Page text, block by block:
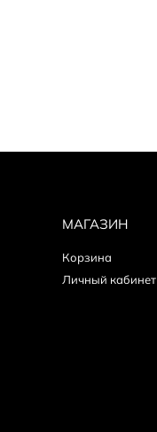
МАГАЗИН
Корзина
Личный кабинет